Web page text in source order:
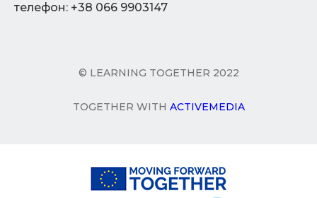
телефон: +38 066 9903147
© LEARNING TOGETHER 2022
TOGETHER WITH ACTIVEMEDIA